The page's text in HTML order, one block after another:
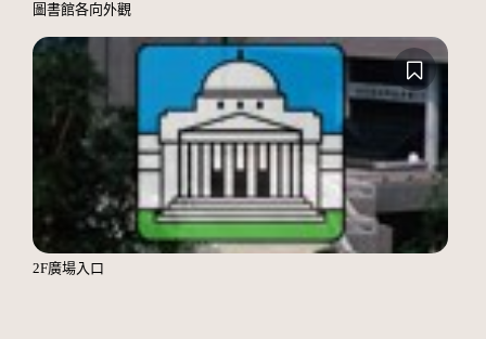
圖書館各向外觀
2F廣場入口